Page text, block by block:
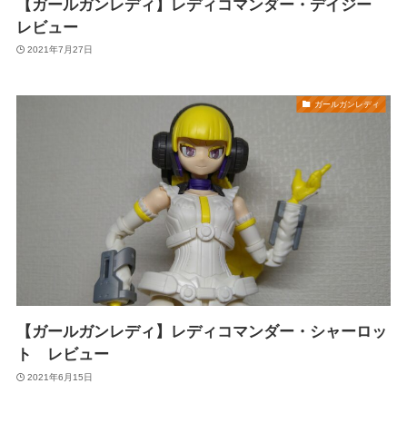
【ガールガンレディ】レディコマンダー・デイジー
レビュー
2021年7月27日
ガールガンレディ
【ガールガンレディ】レディコマンダー・シャーロッ
ト レビュー
2021年6月15日